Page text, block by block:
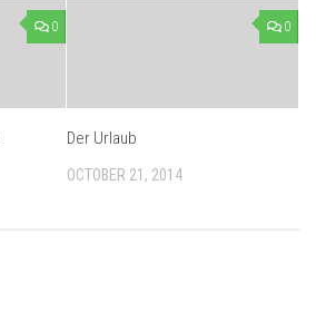
0 0
Der Urlaub
OCTOBER 21, 2014